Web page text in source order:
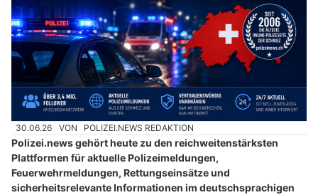
30.06.26 VON POLIZEI.NEWS REDAKTION
Polizei.news gehört heute zu den reichweitenstärksten
Plattformen für aktuelle Polizeimeldungen,
Feuerwehrmeldungen, Rettungseinsätze und
sicherheitsrelevante Informationen im deutschsprachigen